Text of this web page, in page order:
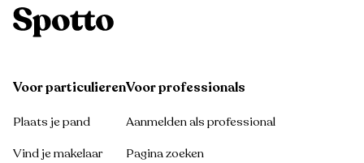
Voor particulieren
Plaats je pand
Vind je makelaar
Voor professionals
Aanmelden als professional
Pagina zoeken